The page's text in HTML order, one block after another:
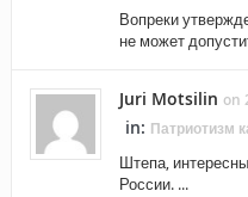
Вопреки
не может
Juri Motsilin on
in: Патриотизм
Штепа,
России. ...